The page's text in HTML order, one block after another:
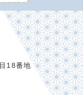
目18番地